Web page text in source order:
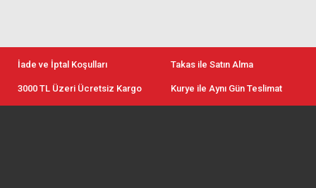
İade ve İptal Koşulları Takas ile Satın Alma
3000 TL Üzeri Ücretsiz Kargo Kurye ile Aynı Gün Teslimat